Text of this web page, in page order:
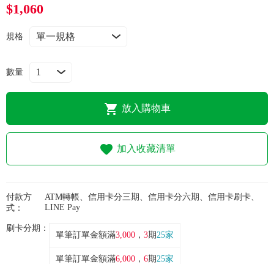
會員專區
折價券、紅利說明
$1,060
規格
數量
放入購物車
加入收藏清單
付款方
式：
ATM轉帳、信用卡分三期、信用卡分六期、信用卡刷卡、
LINE Pay
刷卡分期：
單筆訂單金額滿3,000 ， 3期25家
單筆訂單金額滿6,000 ， 6期25家